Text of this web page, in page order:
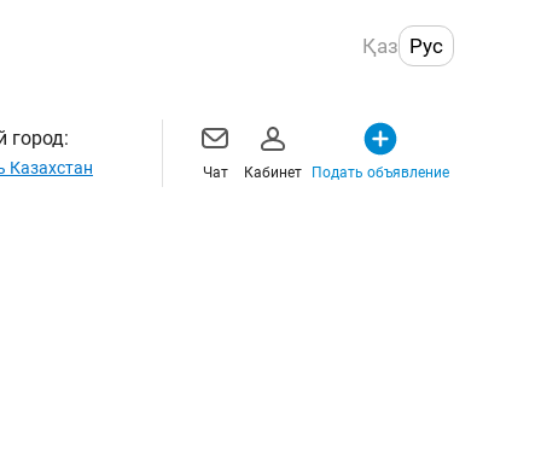
Қаз Рус
город:
Казахстан Чат Кабинет Подать объявление